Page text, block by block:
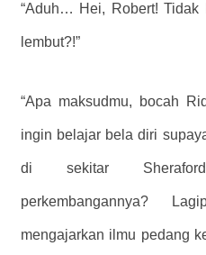
“Aduh… Hei, Robert! Tidak
lembut?!”
“Apa maksudmu, bocah
ingin belajar bela diri
di sekitar
perkembangannya?
mengajarkan ilmu pedang